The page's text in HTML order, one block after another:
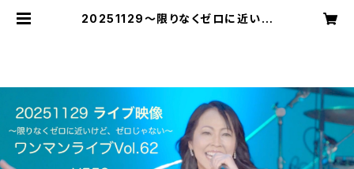
20251129〜限りなくゼロに近いけ